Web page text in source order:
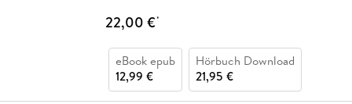
22,00 €*
eBook epub
12,99 €
Hörbuch Download
21,95 €